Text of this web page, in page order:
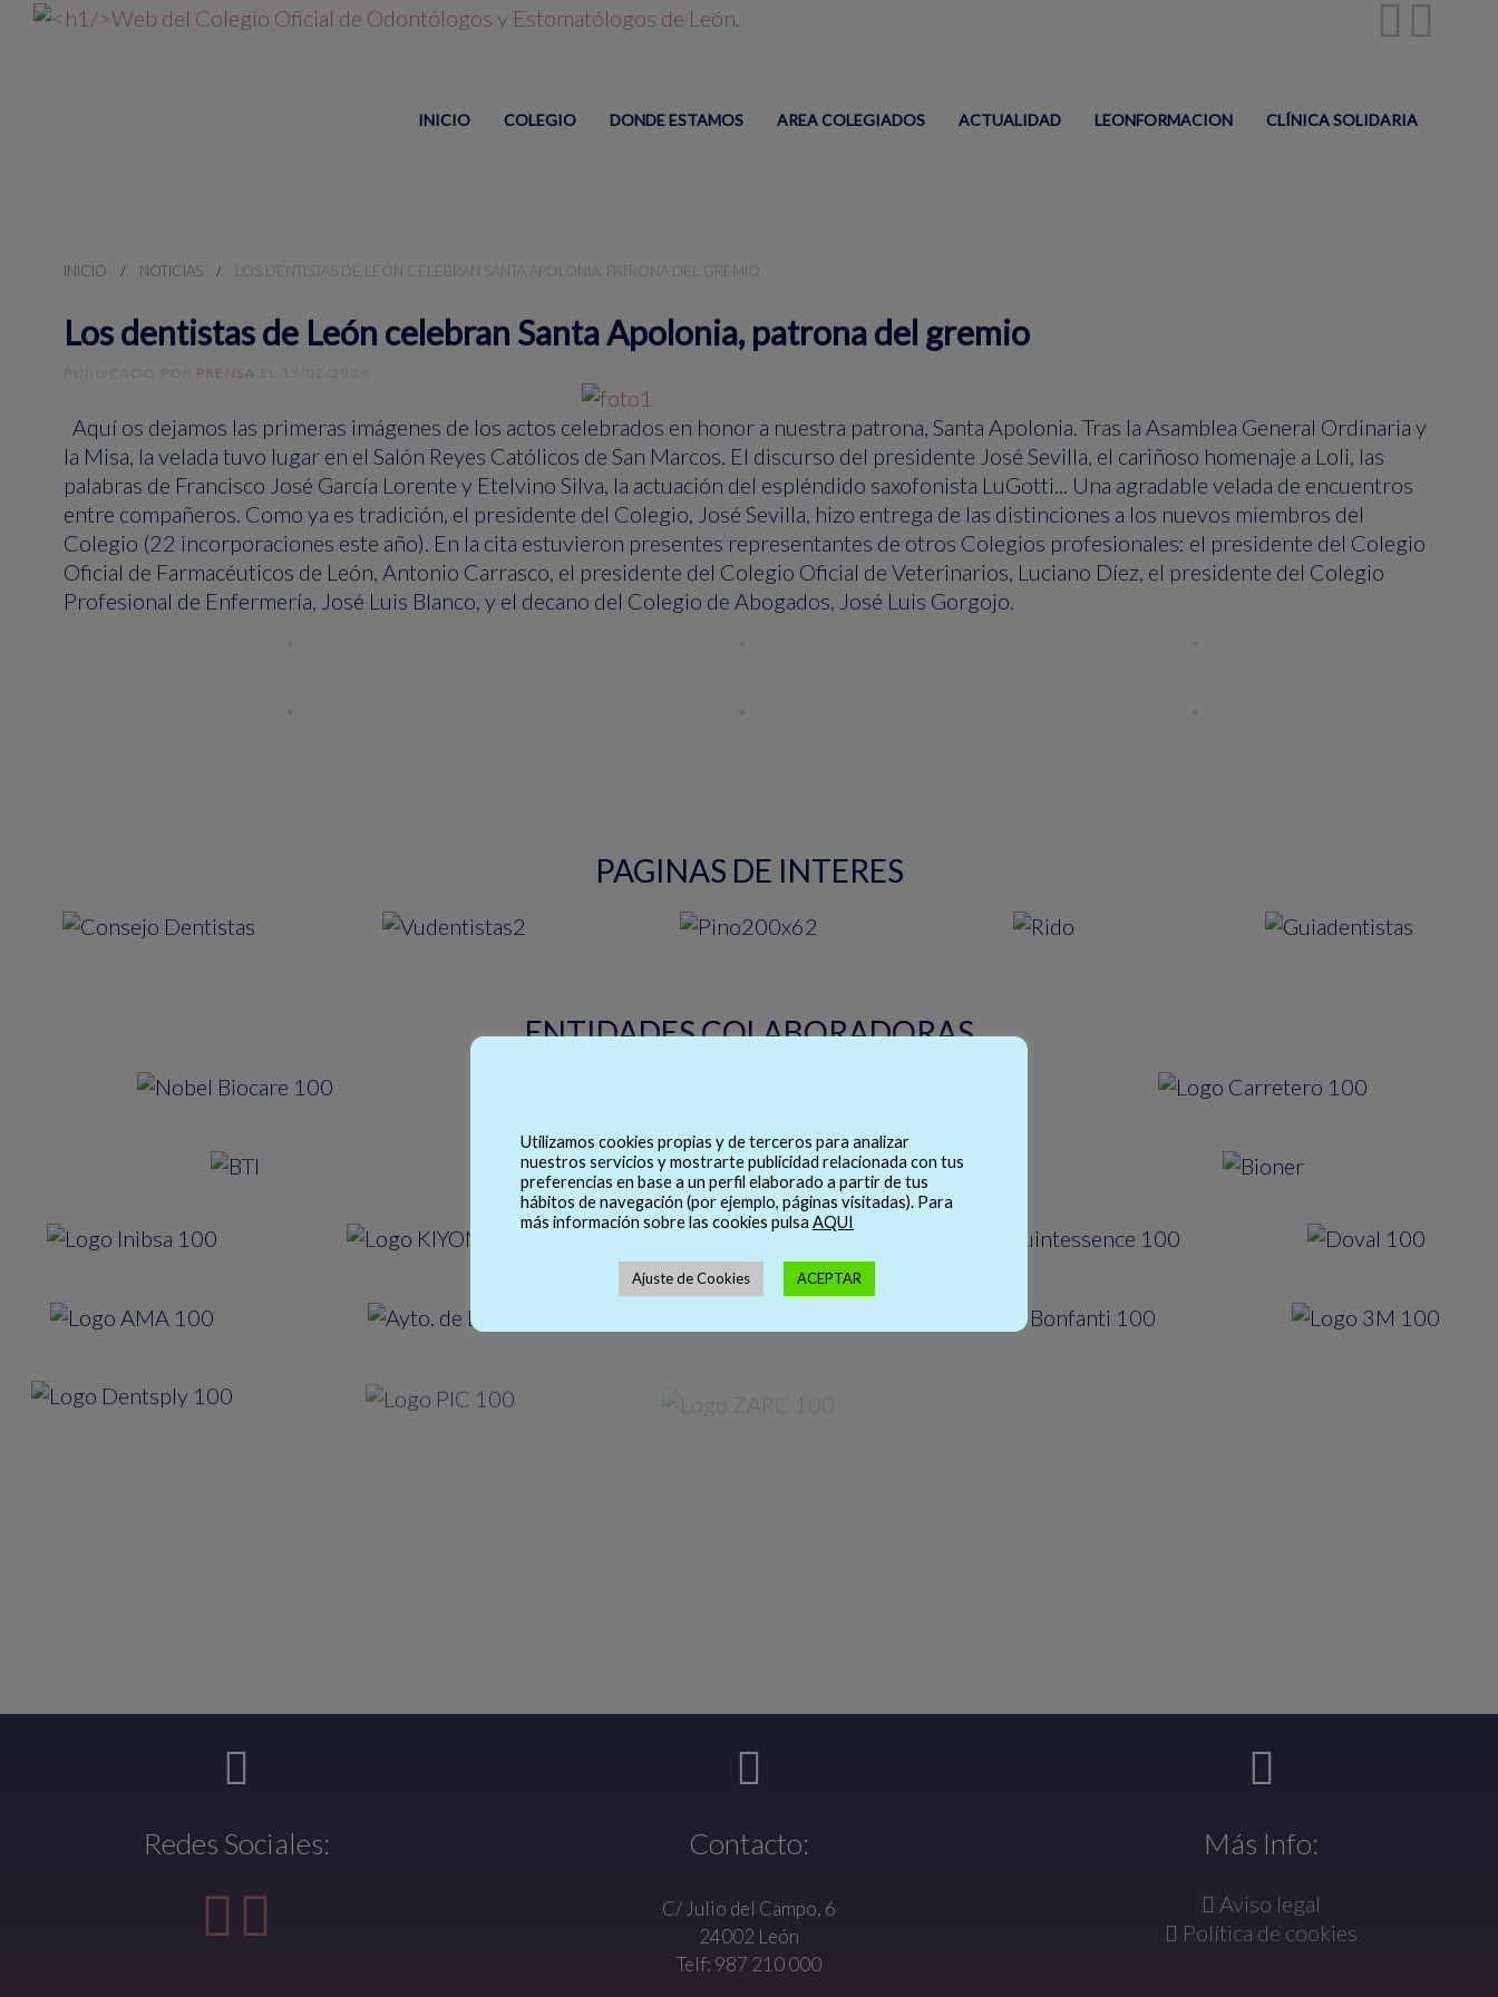
INICIO COLEGIO DONDE ESTAMOS AREA COLEGIADOS ACTUALIDAD LEONFORMACION CLÍNICA SOLIDARIA
INICIO NOTICIAS LOS DENTISTAS DE LEÓN CELEBRAN SANTA APOLONIA, PATRONA DEL GREMIO
Los dentistas de León celebran Santa Apolonia, patrona del gremio
PUBLICADO POR PRENSA EL 13/02/2016
Aquí os dejamos las primeras imágenes de los actos celebrados en honor a nuestra patrona, Santa Apolonia. Tras la Asamblea General Ordinaria y
la Misa, la velada tuvo lugar en el Salón Reyes Católicos de San Marcos. El discurso del presidente José Sevilla, el cariñoso homenaje a Loli, las
palabras de Francisco José García Lorente y Etelvino Silva, la actuación del espléndido saxofonista LuGotti... Una agradable velada de encuentros
entre compañeros. Como ya es tradición, el presidente del Colegio, José Sevilla, hizo entrega de las distinciones a los nuevos miembros del
Colegio (22 incorporaciones este año). En la cita estuvieron presentes representantes de otros Colegios profesionales: el presidente del Colegio
Oficial de Farmacéuticos de León, Antonio Carrasco, el presidente del Colegio Oficial de Veterinarios, Luciano Díez, el presidente del Colegio
Profesional de Enfermería, José Luis Blanco, y el decano del Colegio de Abogados, José Luis Gorgojo.
PAGINAS DE INTERES
ENTIDADES COLABORADORAS
Redes Sociales: Contacto:
C/ Julio del Campo, 6
24002 León
Telf: 987 210 000
Más Info:
Aviso legal
Política de cookies
Utilizamos cookies propias y de terceros para analizar
nuestros servicios y mostrarte publicidad relacionada con tus
preferencias en base a un perfil elaborado a partir de tus
hábitos de navegación (por ejemplo, páginas visitadas). Para
más información sobre las cookies pulsa AQUI
Ajuste de Cookies ACEPTAR